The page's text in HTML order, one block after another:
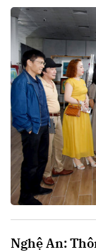
Nghệ An: